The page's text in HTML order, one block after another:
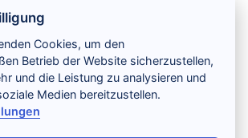
& Co KG
Cookies, um den
Betrieb der Website sicherzustellen,
und die Leistung zu analysieren und
Medien bereitzustellen.